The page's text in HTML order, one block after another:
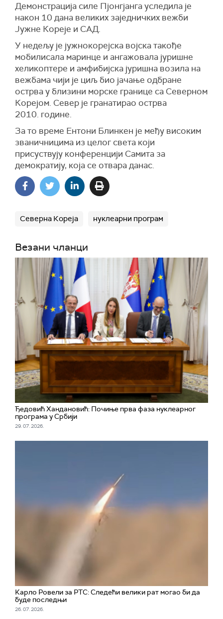
Демонстрација силе Пјонгјанга уследила је
након 10 дана великих заједничких вежби
Јужне Кореје и САД.
У недељу је јужнокорејска војска такође
мобилисала маринце и ангажовала јуришне
хеликоптере и амфибијска јуришна возила на
вежбама чији је циљ био јачање одбране
острва у близини морске границе са Северном
Корејом. Север је гранатирао острва
2010. године.
За то време Ентони Блинкен је међу високим
званичницима из целог света који
присуствују конференцији Самита за
демократију, која се отвара данас.
Северна Кореја нуклеарни програм
Везани чланци
Ђедовић Хандановић: Почиње прва фаза нуклеарног
програма у Србији
29. 07. 2026.
Карло Ровели за РТС: Следећи велики рат могао би да
буде последњи
26. 07. 2026.